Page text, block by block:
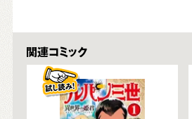
関連コミックス